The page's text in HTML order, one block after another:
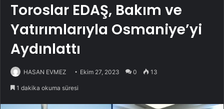
Toroslar EDAŞ, Bakım ve
Yatırımlarıyla Osmaniye’yi
Aydınlattı
HASAN EVMEZ Ekim 27, 2023 0 13
1 dakika okuma süresi